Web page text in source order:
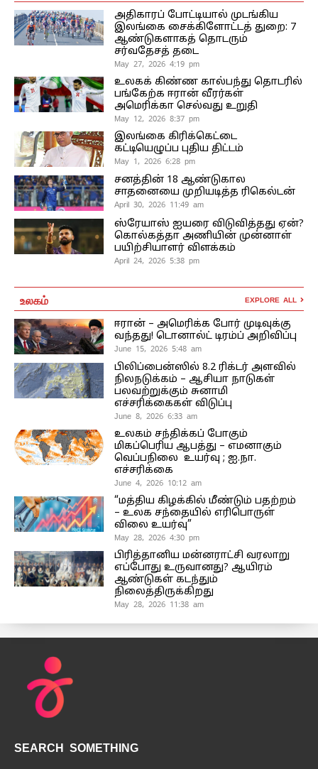
அதிகாரப் போட்டியால் முடங்கிய
இலங்கை சைக்கிளோட்டத் துறை: 7
ஆண்டுகளாகத் தொடரும்
சர்வதேசத் தடை
May 27, 2026 4:19 pm
உலகக் கிண்ண கால்பந்து தொடரில்
பங்கேற்க ஈரான் வீரர்கள்
அமெரிக்கா செல்வது உறுதி
May 12, 2026 8:37 pm
இலங்கை கிரிக்கெட்டை
கட்டியெழுப்ப புதிய திட்டம்
May 1, 2026 6:28 pm
சனத்தின் 18 ஆண்டுகால
சாதனையை முறியடித்த ரிகெல்டன்
April 30, 2026 11:49 am
ஸ்ரேயாஸ் ஐயரை விடுவித்தது ஏன்?
கொல்கத்தா அணியின் முன்னாள்
பயிற்சியாளர் விளக்கம்
April 24, 2026 5:38 pm
உலகம் EXPLORE ALL
ஈரான் – அமெரிக்க போர் முடிவுக்கு
வந்தது! டொனால்ட் டிரம்ப் அறிவிப்பு
June 15, 2026 5:48 am
பிலிப்பைன்ஸில் 8.2 ரிக்டர் அளவில்
நிலநடுக்கம் – ஆசியா நாடுகள்
பலவற்றுக்கும் சுனாமி
எச்சரிக்கைகள் விடுப்பு
June 8, 2026 6:33 am
உலகம் சந்திக்கப் போகும்
மிகப்பெரிய ஆபத்து – எமனாகும்
வெப்பநிலை உயர்வு ; ஐ.நா.
எச்சரிக்கை
June 4, 2026 10:12 am
“மத்திய கிழக்கில் மீண்டும் பதற்றம்
– உலக சந்தையில் எரிபொருள்
விலை உயர்வு”
May 28, 2026 4:30 pm
பிரித்தானிய மன்னராட்சி வரலாறு
எப்போது உருவானது? ஆயிரம்
ஆண்டுகள் கடந்தும்
நிலைத்திருக்கிறது
May 28, 2026 11:38 am
SEARCH SOMETHING